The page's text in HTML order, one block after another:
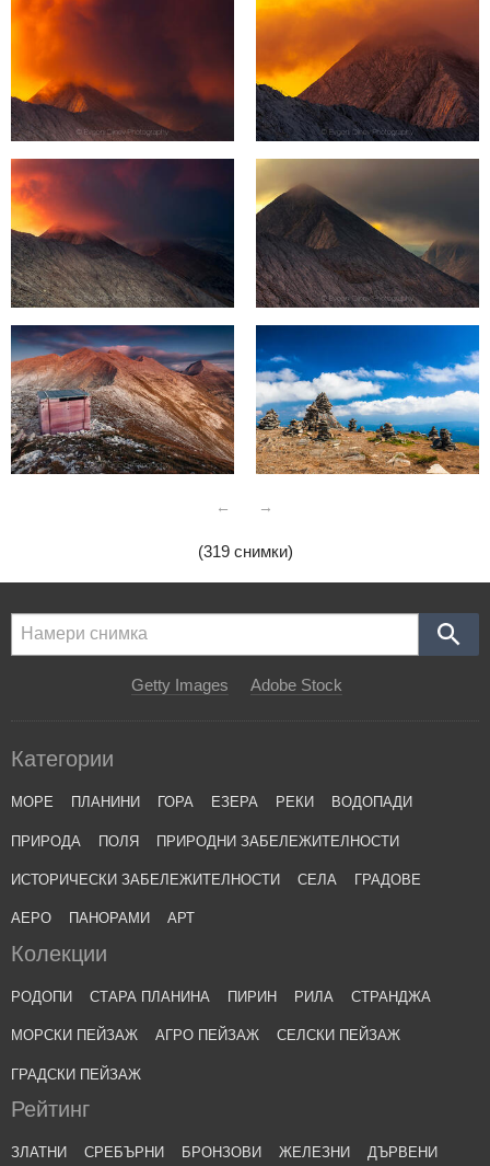
← →
(319 снимки)
Getty Images Adobe Stock
Категории
МОРЕ ПЛАНИНИ ГОРА ЕЗЕРА РЕКИ ВОДОПАДИ
ПРИРОДА ПОЛЯ ПРИРОДНИ ЗАБЕЛЕЖИТЕЛНОСТИ
ИСТОРИЧЕСКИ ЗАБЕЛЕЖИТЕЛНОСТИ СЕЛА ГРАДОВЕ
АЕРО ПАНОРАМИ АРТ
Колекции
РОДОПИ СТАРА ПЛАНИНА ПИРИН РИЛА СТРАНДЖА
МОРСКИ ПЕЙЗАЖ АГРО ПЕЙЗАЖ СЕЛСКИ ПЕЙЗАЖ
ГРАДСКИ ПЕЙЗАЖ
Рейтинг
ЗЛАТНИ СРЕБЪРНИ БРОНЗОВИ ЖЕЛЕЗНИ ДЪРВЕНИ